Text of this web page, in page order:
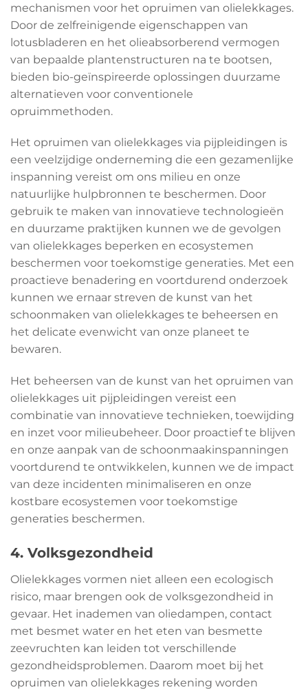
mechanismen voor het opruimen van olielekkages.
Door de zelfreinigende eigenschappen van
lotusbladeren en het olieabsorberend vermogen
van bepaalde plantenstructuren na te bootsen,
bieden bio-geïnspireerde oplossingen duurzame
alternatieven voor conventionele
opruimmethoden.
Het opruimen van olielekkages via pijpleidingen is
een veelzijdige onderneming die een gezamenlijke
inspanning vereist om ons milieu en onze
natuurlijke hulpbronnen te beschermen. Door
gebruik te maken van innovatieve technologieën
en duurzame praktijken kunnen we de gevolgen
van olielekkages beperken en ecosystemen
beschermen voor toekomstige generaties. Met een
proactieve benadering en voortdurend onderzoek
kunnen we ernaar streven de kunst van het
schoonmaken van olielekkages te beheersen en
het delicate evenwicht van onze planeet te
bewaren.
Het beheersen van de kunst van het opruimen van
olielekkages uit pijpleidingen vereist een
combinatie van innovatieve technieken, toewijding
en inzet voor milieubeheer. Door proactief te blijven
en onze aanpak van de schoonmaakinspanningen
voortdurend te ontwikkelen, kunnen we de impact
van deze incidenten minimaliseren en onze
kostbare ecosystemen voor toekomstige
generaties beschermen.
4. Volksgezondheid
Olielekkages vormen niet alleen een ecologisch
risico, maar brengen ook de volksgezondheid in
gevaar. Het inademen van oliedampen, contact
met besmet water en het eten van besmette
zeevruchten kan leiden tot verschillende
gezondheidsproblemen. Daarom moet bij het
opruimen van olielekkages rekening worden